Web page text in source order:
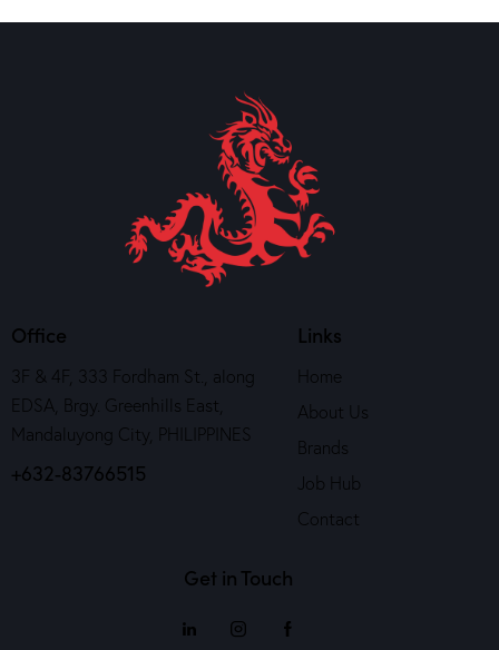
Office
3F & 4F, 333 Fordham St., along
EDSA, Brgy. Greenhills East,
Mandaluyong City, PHILIPPINES
+632-83766515
Links
Home
About Us
Brands
Job Hub
Contact
Get in Touch